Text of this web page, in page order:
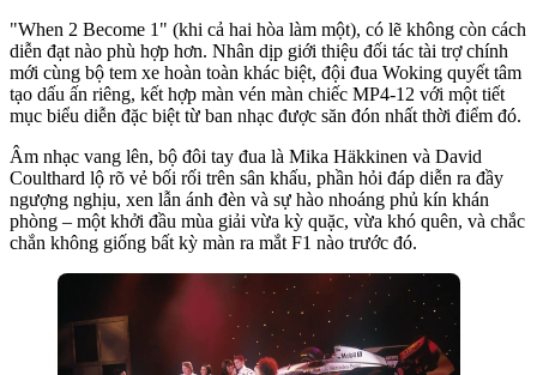
"When 2 Become 1" (khi cả hai hòa làm một), có lẽ không còn cách
diễn đạt nào phù hợp hơn. Nhân dịp giới thiệu đối tác tài trợ chính
mới cùng bộ tem xe hoàn toàn khác biệt, đội đua Woking quyết tâm
tạo dấu ấn riêng, kết hợp màn vén màn chiếc MP4-12 với một tiết
mục biểu diễn đặc biệt từ ban nhạc được săn đón nhất thời điểm đó.
Âm nhạc vang lên, bộ đôi tay đua là Mika Häkkinen và David
Coulthard lộ rõ vẻ bối rối trên sân khấu, phần hỏi đáp diễn ra đầy
ngượng nghịu, xen lẫn ánh đèn và sự hào nhoáng phủ kín khán
phòng – một khởi đầu mùa giải vừa kỳ quặc, vừa khó quên, và chắc
chắn không giống bất kỳ màn ra mắt F1 nào trước đó.